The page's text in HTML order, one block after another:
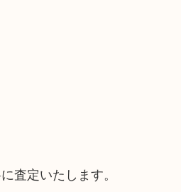
査定いたします。